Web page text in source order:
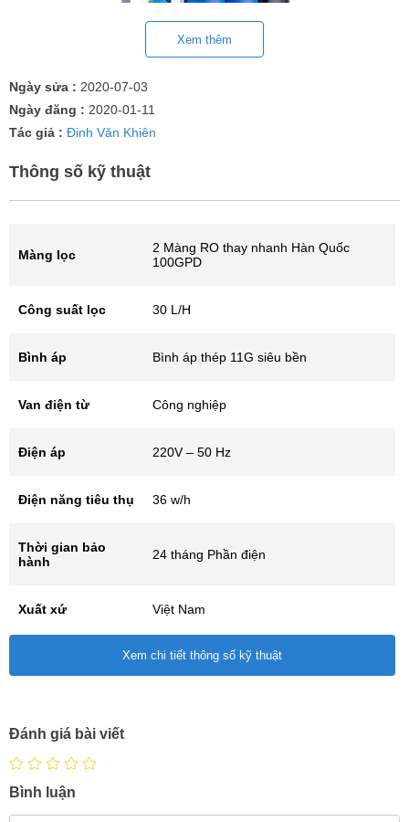
Xem thêm
Ngày sửa : 2020-07-03
Ngày đăng : 2020-01-11
Tác giả : Đinh Văn Khiên
Thông số kỹ thuật
Màng lọc
2 Màng RO thay nhanh Hàn Quốc
100GPD
Công suất lọc 30 L/H
Bình áp Bình áp thép 11G siêu bền
Van điện từ Công nghiệp
Điện áp 220V – 50 Hz
Điện năng tiêu thụ 36 w/h
Thời gian bảo
hành
24 tháng Phần điện
Xuất xứ Việt Nam
Có
Kích thước
Xem chi tiết thông số kỹ thuật
Đánh giá bài viết
Bình luận